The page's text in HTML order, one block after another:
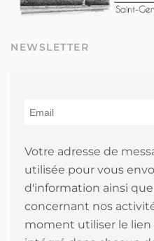
NEWSLETTER
Votre adresse de
utilisée pour vous
d'information ainsi
concernant nos
moment utiliser le